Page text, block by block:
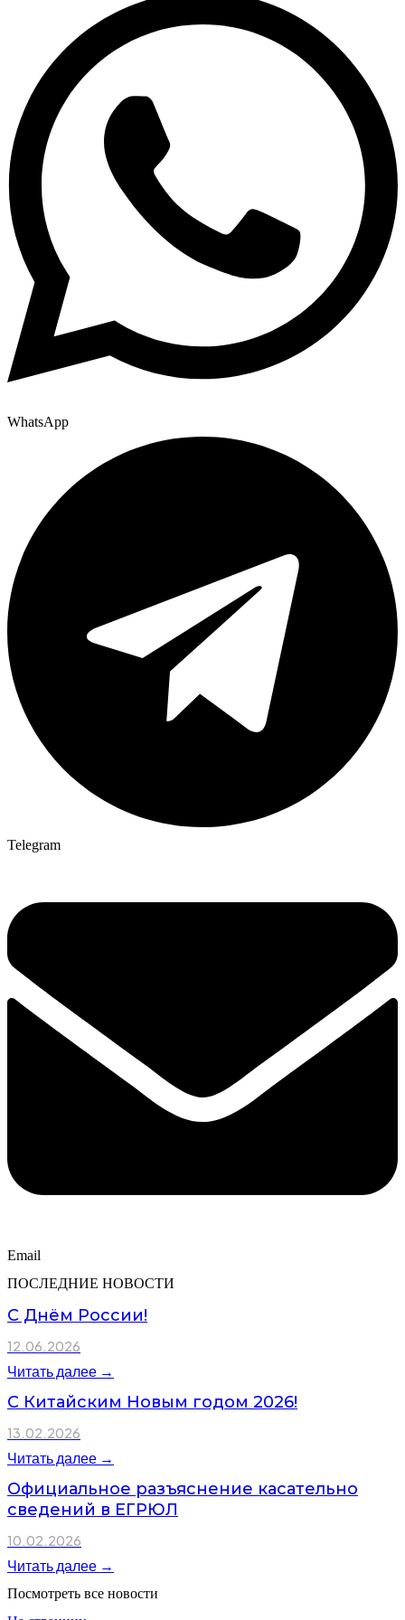
WhatsApp
Telegram
Email
ПОСЛЕДНИЕ НОВОСТИ
С Днём России!
12.06.2026
Читать далее →
С Китайским Новым годом 2026!
13.02.2026
Читать далее →
Официальное разъяснение касательно
сведений в ЕГРЮЛ
10.02.2026
Читать далее →
Посмотреть все новости